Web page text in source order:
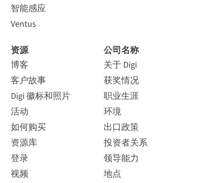
智能感应
Ventus
资源
博客
客户故事
Digi 徽标和照片
活动
如何购买
资源库
登录
视频
公司名称
关于 Digi
获奖情况
职业生涯
环境
出口政策
投资者关系
领导能力
地点